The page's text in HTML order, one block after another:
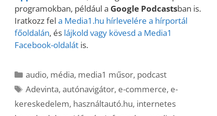
programokban, például a Google Podcastsban is.
Iratkozz fel a Media1.hu hírlevelére a hírportál
főoldalán, és lájkold vagy kövesd a Media1
Facebook-oldalát is.
Kategória
audio, média, media1 műsor, podcast
Címkék
Adevinta,autónavigátor, e-commerce, e-
kereskedelem, használtautó.hu, internetes